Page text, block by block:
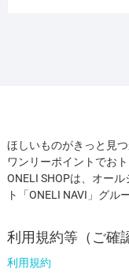
ほしいものがきっと見つ
ワンリーポイントでおト
ONELI SHOPは、オー
ト「ONELI NAVI」グル
利用規約等（ご確
利用規約